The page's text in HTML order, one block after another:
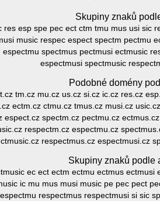
Skupiny znaků
esp spe pec ect ctm tmu mus usi sic
music respec espect spectm pectmu
spectmus pectmusi ectmusic
espectmusi spectmusic
Podobné domény
tm.cz mu.cz us.cz si.cz ic.cz res.cz
ectm.cz ctmu.cz tmus.cz musi.cz
espect.cz spectm.cz pectmu.cz
respectm.cz espectmu.cz
respectmus.cz espectmusi.cz
Skupiny znaků podle
ec ect ectm ectmu ectmus
ic mu mus musi music pe pec pect
respectmus respectmusi si sic